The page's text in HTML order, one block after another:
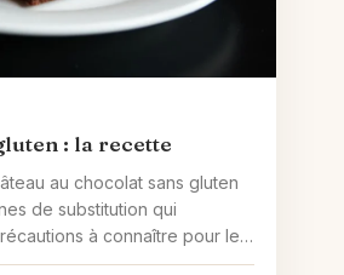
: la recette
au chocolat sans gluten
de substitution qui
à connaître pour les